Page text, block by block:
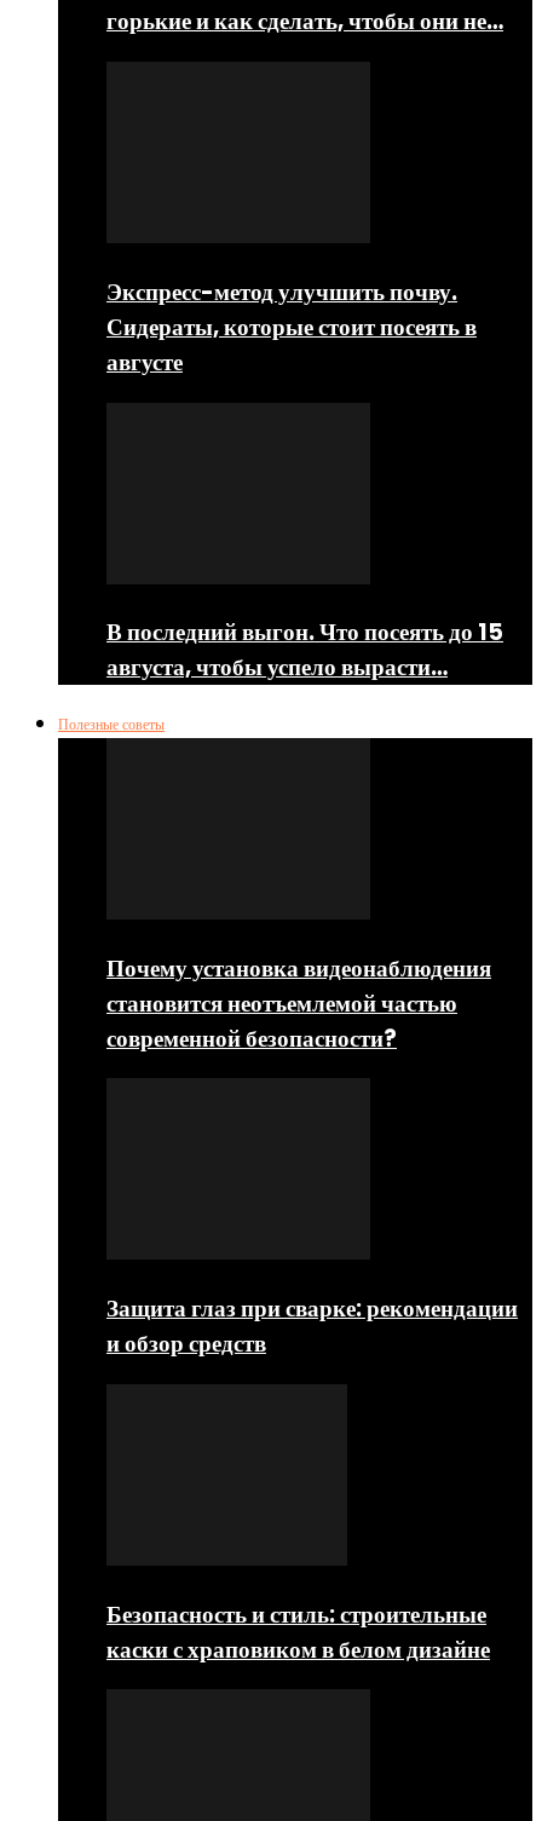
горькие и как сделать, чтобы они не…
Экспресс-метод улучшить почву.
Сидераты, которые стоит посеять в
августе
В последний выгон. Что посеять до 15
августа, чтобы успело вырасти…
Полезные советы
Почему установка видеонаблюдения
становится неотъемлемой частью
современной безопасности?
Защита глаз при сварке: рекомендации
и обзор средств
Безопасность и стиль: строительные
каски с храповиком в белом дизайне